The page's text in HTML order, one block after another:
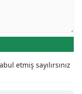
etmiş sayılırsınız